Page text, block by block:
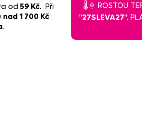
od59 Kč. Při
nad 1 700 Kč
.
🌡️🌞 ROSTOU
"27SLEVA27".